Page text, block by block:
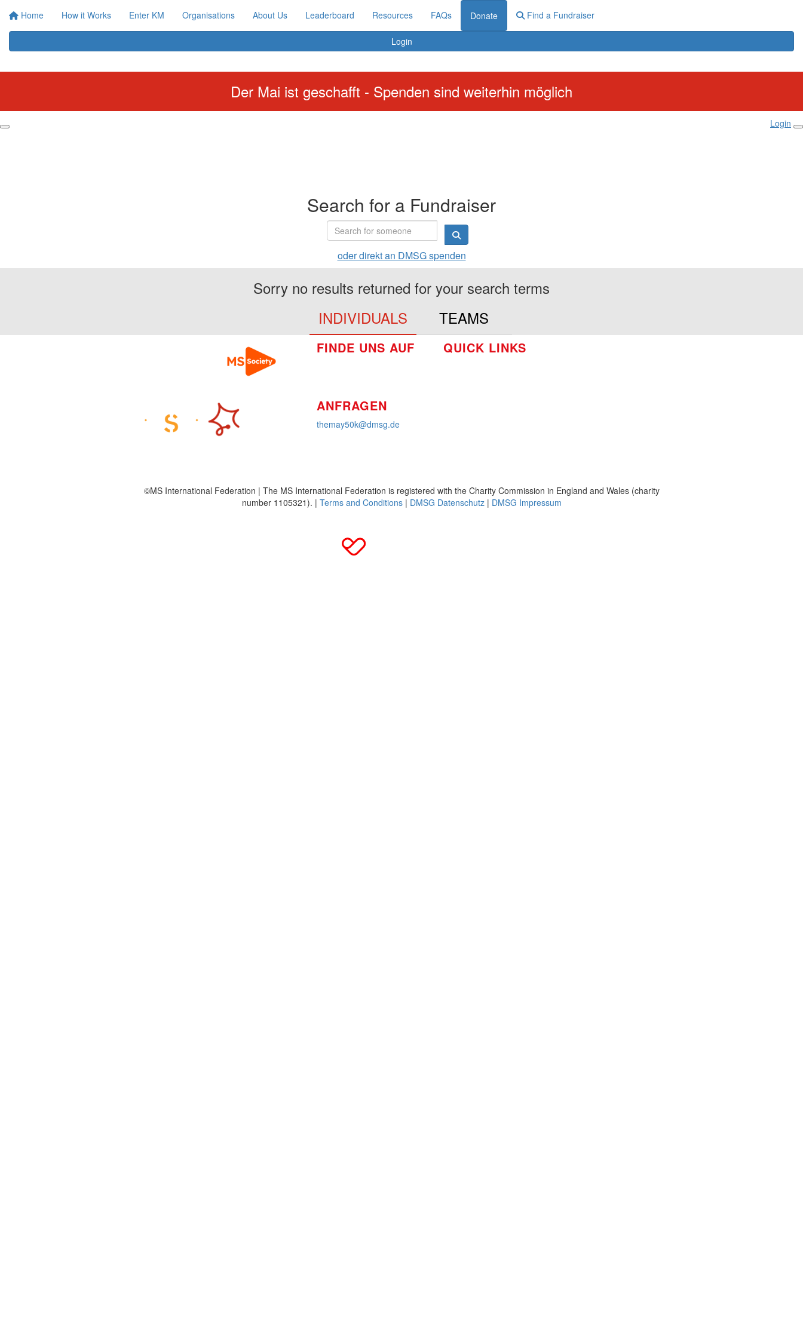
Home How it Works Enter KM Organisations About Us Leaderboard Resources FAQs Donate Find a Fundraiser
Login
Der Mai ist geschafft - Spenden sind weiterhin möglich
Login
Search for a Fundraiser
oder direkt an DMSG spenden
Sorry no results returned for your search terms
INDIVIDUALS
TEAMS
FINDE UNS AUF
ANFRAGEN
themay50k@dmsg.de
QUICK LINKS
©MS International Federation | The MS International Federation is registered with the Charity Commission in England and Wales (charity
number 1105321). | Terms and Conditions| DMSG Datenschutz| DMSG Impressum